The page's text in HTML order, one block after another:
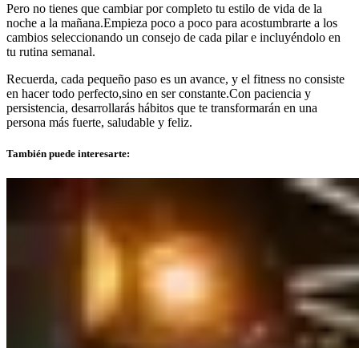
Pero no tienes que cambiar por completo tu estilo de vida de la
noche a la mañana.Empieza poco a poco para acostumbrarte a los
cambios seleccionando un consejo de cada pilar e incluyéndolo en
tu rutina semanal.
Recuerda, cada pequeño paso es un avance, y el fitness no consiste
en hacer todo perfecto,sino en ser constante.Con paciencia y
persistencia, desarrollarás hábitos que te transformarán en una
persona más fuerte, saludable y feliz.
También puede interesarte: